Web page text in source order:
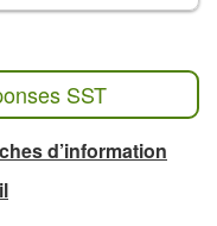
SST
d’information